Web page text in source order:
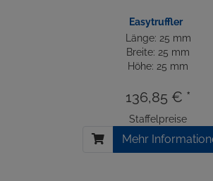
Easytruffler
Länge: 25 mm
Breite: 25 mm
Höhe: 25 mm
136,85 € *
Staffelpreise
Mehr